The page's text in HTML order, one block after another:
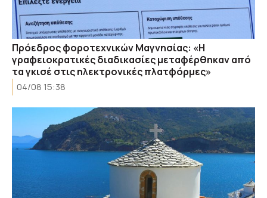
Πρόεδρος φοροτεχνικών Μαγνησίας: «Η
γραφειοκρατικές διαδικασίες μεταφέρθηκαν από
τα γκισέ στις ηλεκτρονικές πλατφόρμες»
04/08 15:38